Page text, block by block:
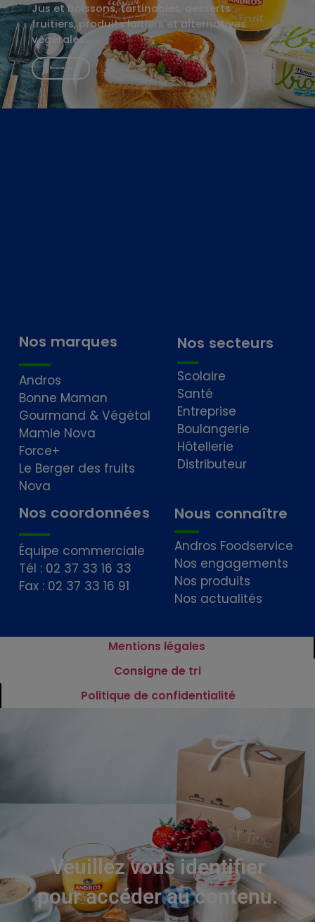
Jus et boissons, tartinables, desserts
fruitiers, produits laitiers et alternatives
végétales…
En savoir plus
Nos marques
Andros
Bonne Maman
Gourmand & Végétal
Mamie Nova
Force+
Le Berger des fruits
Nova
Nos secteurs
Scolaire
Santé
Entreprise
Boulangerie
Hôtellerie
Distributeur
Nos coordonnées
Équipe commerciale
Tél : 02 37 33 16 33
Fax : 02 37 33 16 91
Nous connaître
Andros Foodservice
Nos engagements
Nos produits
Nos actualités
Mentions légales
Consigne de tri
Politique de confidentialité
Veuillez vous identifier
pour accéder au contenu.